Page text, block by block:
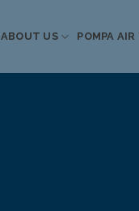
ABOUT US POMPA